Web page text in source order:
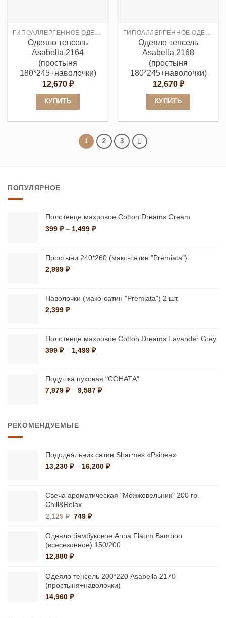
на
странице
товара.
на
странице
товара.
ГИПОАЛЛЕРГЕННОЕ ОДЕЯЛО
Одеяло тенсель
Asabella 2164
(простыня
180*245+наволочки)
12,670 ₽
КУПИТЬ
имеет
можно
на
странице
ГИПОАЛЛЕРГЕННОЕ ОДЕЯЛО
Одеяло тенсель
Asabella 2168
(простыня
180*245+наволочки)
12,670 ₽
КУПИТЬ
на
1 2 3
ПОПУЛЯРНОЕ
Полотенце махровое Cotton Dreams Cream
399 ₽ – 1,499 ₽Диапазон
–
Простыни 240*260 (мако-сатин "Premiata")
2,999 ₽
Наволочки (мако-сатин "Premiata") 2 шт.
2,399 ₽
Полотенце махровое Cotton Dreams Lavander Grey
399 ₽ – 1,499 ₽Диапазон
–
1,499 ₽
Подушка пуховая "СОНАТА"
7,979 ₽ – 9,587 ₽Диапазон
РЕКОМЕНДУЕМЫЕ
Пододеяльник сатин Sharmes «Psihea»
13,230 ₽ – 16,200 ₽Диапазон
–
Свеча ароматическая "Можжевельник" 200 гр.
Chill&Relax
2,129₽ Первоначальная
составляла
2,129 ₽.
749₽Текущая
749 ₽.
Одеяло бамбуковое Anna Flaum Bamboo
(всесезонное) 150/200
12,880 ₽
Одеяло тенсель 200*220 Asabella 2170
(простыня+наволочки)
14,960 ₽